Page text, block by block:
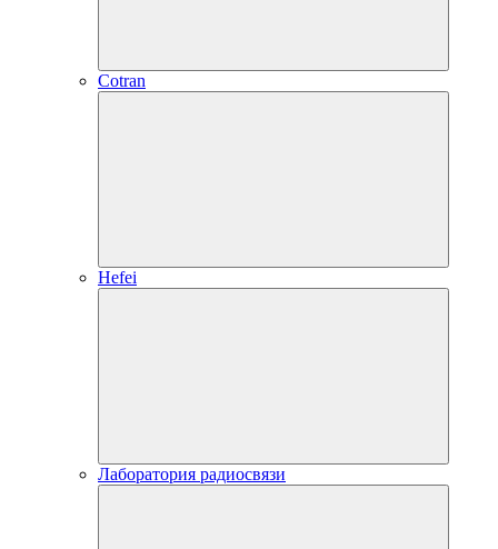
Cotran
Hefei
Лаборатория радиосвязи